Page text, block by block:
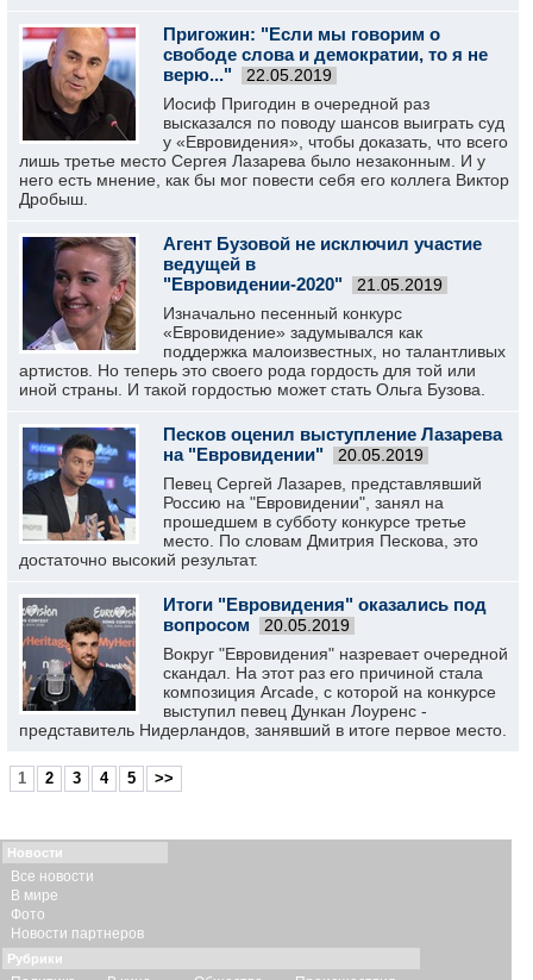
Пригожин: "Если мы говорим о
свободе слова и демократии, то я не
верю..."
22.05.2019
Иосиф Пригодин в очередной раз
высказался по поводу шансов выиграть суд
у «Евровидения», чтобы доказать, что всего
лишь третье место Сергея Лазарева было незаконным. И у
него есть мнение, как бы мог повести себя его коллега Виктор
Дробыш.
Агент Бузовой не исключил участие
ведущей в
"Евровидении-2020"
21.05.2019
Изначально песенный конкурс
«Евровидение» задумывался как
поддержка малоизвестных, но талантливых
артистов. Но теперь это своего рода гордость для той или
иной страны. И такой гордостью может стать Ольга Бузова.
Песков оценил выступление Лазарева
на "Евровидении"
20.05.2019
Певец Сергей Лазарев, представлявший
Россию на "Евровидении", занял на
прошедшем в субботу конкурсе третье
место. По словам Дмитрия Пескова, это
достаточно высокий результат.
Итоги "Евровидения" оказались под
вопросом
20.05.2019
Вокруг "Евровидения" назревает очередной
скандал. На этот раз его причиной стала
композиция Arcade, с которой на конкурсе
выступил певец Дункан Лоуренс -
представитель Нидерландов, занявший в итоге первое место.
1 2 3 4 5 >>
Новости
Все новости
В мире
Фото
Новости партнеров
Рубрики